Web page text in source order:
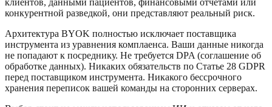
клиентов, данными пациентов, финансовыми отчетами или
конкурентной разведкой, они представляют реальный риск.
Архитектура BYOK полностью исключает поставщика
инструмента из уравнения комплаенса. Ваши данные никогда
не попадают к посреднику. Не требуется DPA (соглашение об
обработке данных). Никаких обязательств по Статье 28 GDPR
перед поставщиком инструмента. Никакого бессрочного
хранения переписок вашей команды на сторонних серверах.